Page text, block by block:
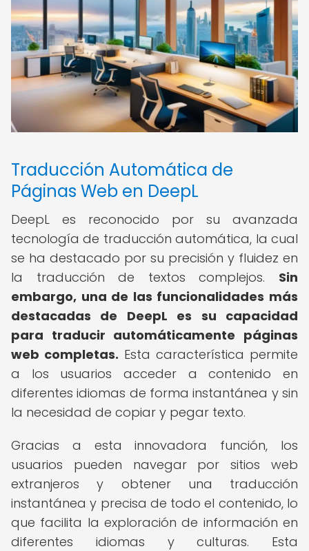
Traducción Automática de
Páginas Web en DeepL
DeepL es reconocido por su avanzada
tecnología de traducción automática, la cual
se ha destacado por su precisión y fluidez en
la traducción de textos complejos. Sin
embargo, una de las funcionalidades más
destacadas de DeepL es su capacidad
para traducir automáticamente páginas
web completas. Esta característica permite
a los usuarios acceder a contenido en
diferentes idiomas de forma instantánea y sin
la necesidad de copiar y pegar texto.
Gracias a esta innovadora función, los
usuarios pueden navegar por sitios web
extranjeros y obtener una traducción
instantánea y precisa de todo el contenido, lo
que facilita la exploración de información en
diferentes idiomas y culturas. Esta